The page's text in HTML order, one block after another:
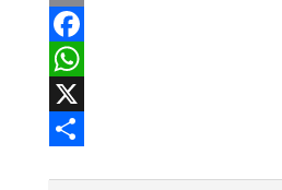
m
a
P
n
F
a
c
W
hX